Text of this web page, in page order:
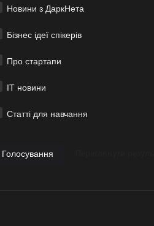
Новини з ДаркНета
Бізнес ідеї спікерів
Про стартапи
ІТ новини
Статті для навчання
Голосування